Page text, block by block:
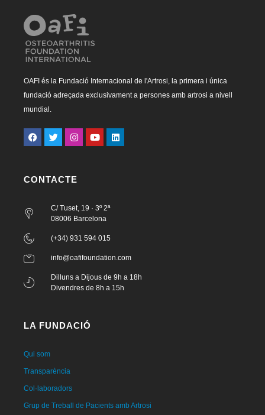
OAFI és la Fundació Internacional de l'Artrosi, la primera i única
fundació adreçada exclusivament a persones amb artrosi a nivell
mundial.
CONTACTE
C/ Tuset, 19 · 3º 2ª
08006 Barcelona
(+34) 931 594 015
info@oafifoundation.com
Dilluns a Dijous de 9h a 18h
Divendres de 8h a 15h
LA FUNDACIÓ
Qui som
Transparència
Col·laboradors
Grup de Treball de Pacients amb Artrosi